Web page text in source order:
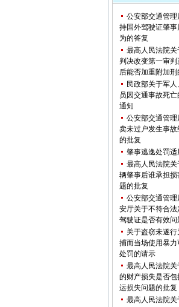
公安部交通管理
持国外驾驶证肇
为的答复
最高人民法院
判决改变第一审判
后能否加重附加刑
民政部关于军
员因交通事故死
通知
公安部交通管
卖未过户发生事
的批复
肇事逃逸处罚
最高人民法院
辆肇事后谁承担
题的批复
公安部交通管
安厅关于不符合
驾驶证是否有效
关于盗窃未遂
捕而当场使用暴
处罚的请示
最高人民法院
的财产损失是否
运损失问题的批复
最高人民法院